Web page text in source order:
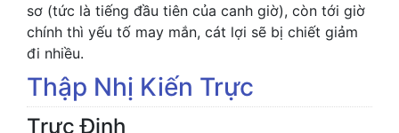
sơ (tức là tiếng đầu tiên của canh giờ), còn tới giờ
chính thì yếu tố may mắn, cát lợi sẽ bị chiết giảm
đi nhiều.
Thập Nhị Kiến Trực
Trực Định